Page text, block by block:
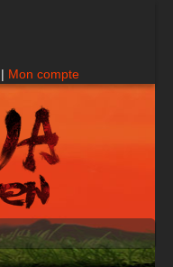
| Mon compte